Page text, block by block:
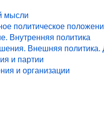
мысли
политическое
Внутренняя политика
Внешняя политика.
и партии
и организации